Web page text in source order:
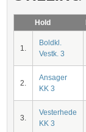
Hold
1.
Boldkl.
Vestk. 3
2.
Ansager
KK 3
3.
Vesterhede
KK 3